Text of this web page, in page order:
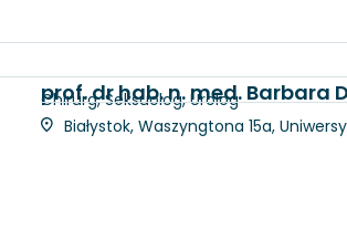
prof. dr hab. n. med. Barbara
Chirurg, Seksuolog, Urolog
Białystok, Waszyngtona 15a,